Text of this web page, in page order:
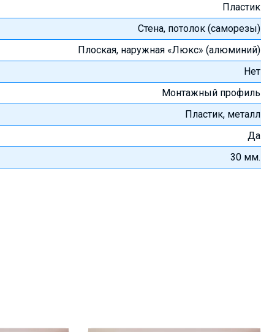
Пластик
Стена, потолок (саморезы)
Плоская, наружная «Люкс» (алюминий)
Нет
Монтажный профиль
Пластик, металл
Да
30 мм.